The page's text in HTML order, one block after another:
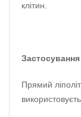
клітин.
Застосування
Прямий